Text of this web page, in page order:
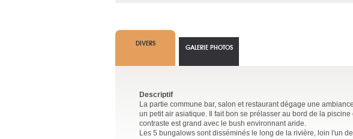
DIVERS
Descriptif
La partie commune bar, salon et restaurant dégage une
un petit air asiatique. Il fait bon se prélasser au bord de la
contraste est grand avec le bush environnant aride.
Les 5 bungalows sont disséminés le long de la rivière, loin l'un
GALERIE PHOTOS